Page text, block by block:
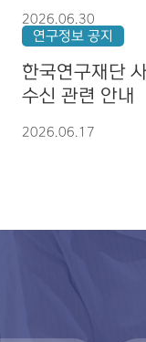
자원 기반 국가
2026.06.30
연구정보 공지
한국연구재단
수신 관련 안내
2026.06.17